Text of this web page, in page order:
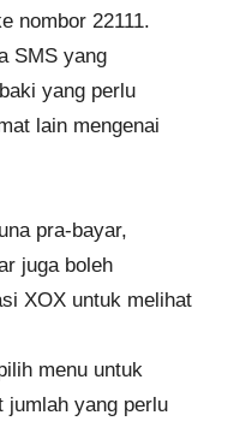
nombor 22111.
SMS yang
yang perlu
lain mengenai
pra-bayar,
juga boleh
XOX untuk melihat
menu untuk
jumlah yang perlu